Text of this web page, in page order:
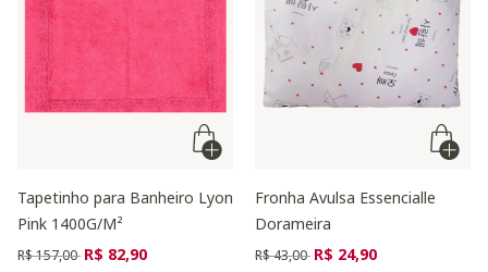
Tapetinho para Banheiro Lyon
Pink 1400G/M²
Preço reduzido de
R$ 157,00 para
R$ 82,90
Fronha Avulsa Essencialle
Dorameira
Preço reduzido de
R$ 43,00 para
R$ 24,90